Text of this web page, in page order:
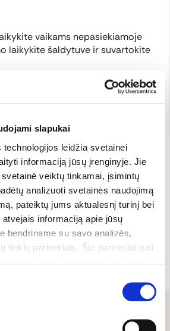
slapukai
technologijos leidžia svetainei
informaciją jūsų įrenginyje. Jie
veiktų tinkamai, įsimintų
analizuoti svetainės naudojimą
pateiktų jums aktualesnį turinį bei
informaciją apie jūsų
bendriname su savo analizės,
tinklų partneriais. Šie partneriai gali
slapukų kategorijomis sutinkate.
bet kada pakeisti arba atšaukti
vaikams nepasiekiamoje
laikykite šaldytuve ir suvartokite
metaliniu užsukamu dangteliu.
ir ekologiškas produktas.
003, ES/ne ES žemės ūkis
03000001769